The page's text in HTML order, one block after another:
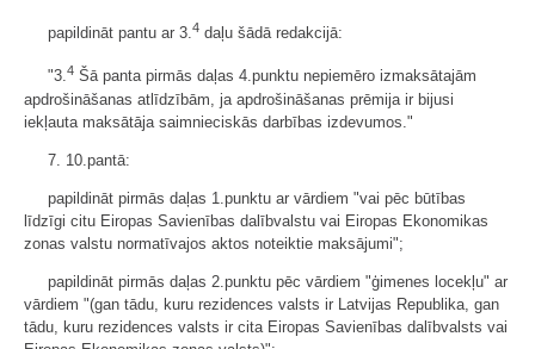
papildināt pantu ar 3.4 daļu šādā redakcijā:
"3.4 Šā panta pirmās daļas 4.punktu nepiemēro izmaksātajām
apdrošināšanas atlīdzībām, ja apdrošināšanas prēmija ir bijusi
iekļauta maksātāja saimnieciskās darbības izdevumos."
7. 10.pantā:
papildināt pirmās daļas 1.punktu ar vārdiem "vai pēc būtības
līdzīgi citu Eiropas Savienības dalībvalstu vai Eiropas Ekonomikas
zonas valstu normatīvajos aktos noteiktie maksājumi";
papildināt pirmās daļas 2.punktu pēc vārdiem "ģimenes locekļu" ar
vārdiem "(gan tādu, kuru rezidences valsts ir Latvijas Republika, gan
tādu, kuru rezidences valsts ir cita Eiropas Savienības dalībvalsts vai